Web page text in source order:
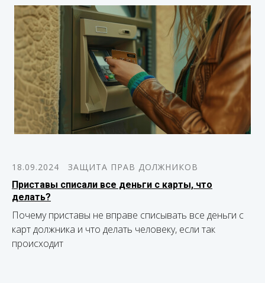
18.09.2024
ЗАЩИТА ПРАВ ДОЛЖНИКОВ
Приставы списали все деньги с карты, что
делать?
Почему приставы не вправе списывать все деньги с
карт должника и что делать человеку, если так
происходит